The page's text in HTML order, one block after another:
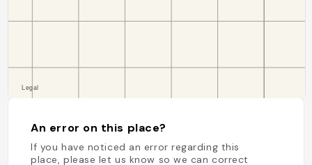
An error on this place?
If you have noticed an error regarding this
place, please let us know so we can correct